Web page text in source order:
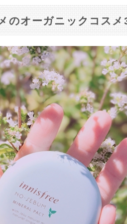
のオーガニックコスメ